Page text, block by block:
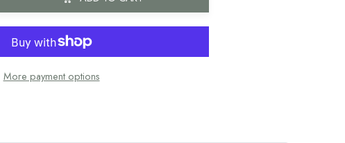
More payment options